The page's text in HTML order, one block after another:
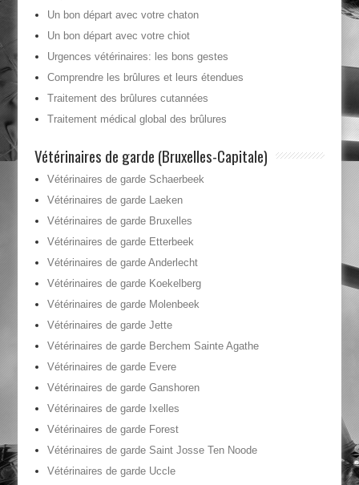
Un bon départ avec votre chaton
Un bon départ avec votre chiot
Urgences vétérinaires: les bons gestes
Comprendre les brûlures et leurs étendues
Traitement des brûlures cutannées
Traitement médical global des brûlures
Vétérinaires de garde (Bruxelles-Capitale)
Vétérinaires de garde Schaerbeek
Vétérinaires de garde Laeken
Vétérinaires de garde Bruxelles
Vétérinaires de garde Etterbeek
Vétérinaires de garde Anderlecht
Vétérinaires de garde Koekelberg
Vétérinaires de garde Molenbeek
Vétérinaires de garde Jette
Vétérinaires de garde Berchem Sainte Agathe
Vétérinaires de garde Evere
Vétérinaires de garde Ganshoren
Vétérinaires de garde Ixelles
Vétérinaires de garde Forest
Vétérinaires de garde Saint Josse Ten Noode
Vétérinaires de garde Uccle